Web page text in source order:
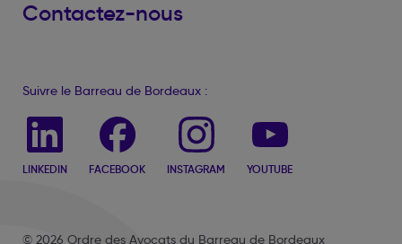
Contactez-nous
Suivre le Barreau de Bordeaux :
LINKEDIN FACEBOOK INSTAGRAM YOUTUBE
© 2026 Ordre des Avocats du Barreau de Bordeaux